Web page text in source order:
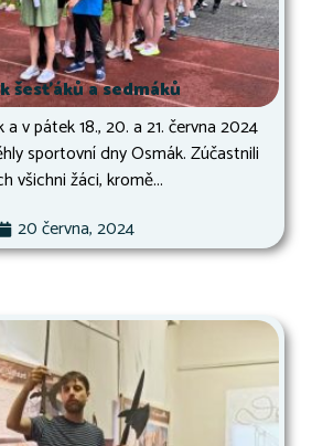
šesťáků a sedmáků
v pátek 18., 20. a 21. června 2024
sportovní dny Osmák. Zúčastnili
všichni žáci, kromě...
20 června, 2024